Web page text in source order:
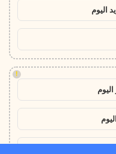
اليوم
!